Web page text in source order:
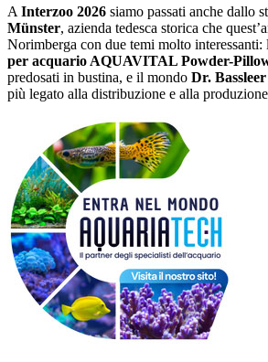
A Interzoo 2026 siamo passati anche dallo
Münster, azienda tedesca storica che
Norimberga con due temi molto interessanti:
per acquario AQUAVITAL Powder-
predosati in bustina, e il mondo Dr.
più legato alla distribuzione e alla